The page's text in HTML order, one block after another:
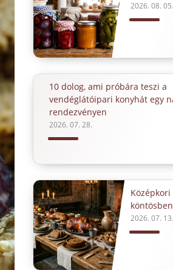
2026. 08. 05.
10 dolog, ami próbára teszi a
vendéglátóipari konyhát egy
rendezvényen
2026. 07. 28.
köntösben
2026. 07. 13.